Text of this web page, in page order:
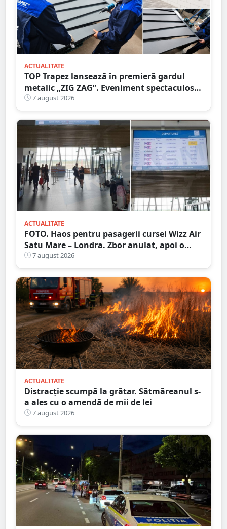
ACTUALITATE
TOP Trapez lansează în premieră gardul
metalic „ZIG ZAG”. Eveniment spectaculos
în Grădina Romei
7 august 2026
ACTUALITATE
FOTO. Haos pentru pasagerii cursei Wizz Air
Satu Mare – Londra. Zbor anulat, apoi o
nouă întârziere. Fără explicații clare
7 august 2026
ACTUALITATE
Distracție scumpă la grătar. Sătmăreanul s-
a ales cu o amendă de mii de lei
7 august 2026